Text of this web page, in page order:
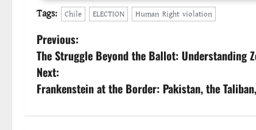
Tags: Chile ELECTION Human Right violation
P
o
s
Previous:
The Struggle Beyond the Ballot: Understanding
Next:
Frankenstein at the Border: Pakistan, the